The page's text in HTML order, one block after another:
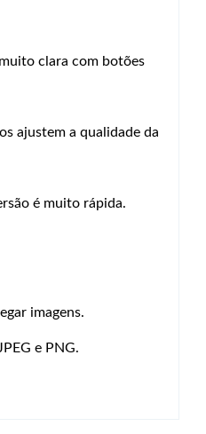
clara com botões
ajustem a qualidade da
é muito rápida.
imagens.
e PNG.